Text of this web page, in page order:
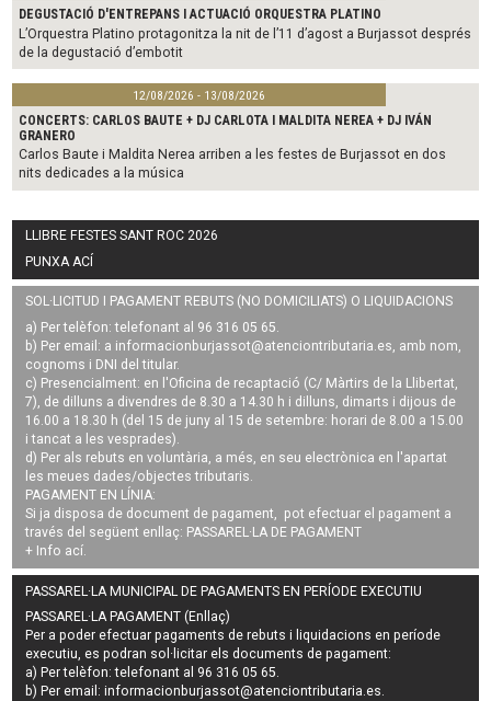
DEGUSTACIÓ D'ENTREPANS I ACTUACIÓ ORQUESTRA PLATINO
L’Orquestra Platino protagonitza la nit de l’11 d’agost a Burjassot després
de la degustació d’embotit
12/08/2026 - 13/08/2026
CONCERTS: CARLOS BAUTE + DJ CARLOTA I MALDITA NEREA + DJ IVÁN
GRANERO
Carlos Baute i Maldita Nerea arriben a les festes de Burjassot en dos
nits dedicades a la música
LLIBRE FESTES SANT ROC 2026
PUNXA ACÍ
SOL·LICITUD I PAGAMENT REBUTS (NO DOMICILIATS) O LIQUIDACIONS
a) Per telèfon: telefonant al 96 316 05 65.
b) Per email: a informacionburjassot@atenciontributaria.es, amb nom,
cognoms i DNI del titular.
c) Presencialment: en l'Oficina de recaptació (C/ Màrtirs de la Llibertat,
7), de dilluns a divendres de 8.30 a 14.30 h i dilluns, dimarts i dijous de
16.00 a 18.30 h (del 15 de juny al 15 de setembre: horari de 8.00 a 15.00
i tancat a les vesprades).
d) Per als rebuts en voluntària, a més, en seu electrònica en l'apartat
les meues dades/objectes tributaris.
PAGAMENT EN LÍNIA:
Si ja disposa de document de pagament, pot efectuar el pagament a
través del següent enllaç: PASSAREL·LA DE PAGAMENT
+ Info ací.
PASSAREL·LA MUNICIPAL DE PAGAMENTS EN PERÍODE EXECUTIU
PASSAREL·LA PAGAMENT (Enllaç)
Per a poder efectuar pagaments derebuts i liquidacions en període
executiu, es podran sol·licitar els documents de pagament:
a) Per telèfon: telefonant al 96 316 05 65.
b) Per email:informacionburjassot@atenciontributaria.es.